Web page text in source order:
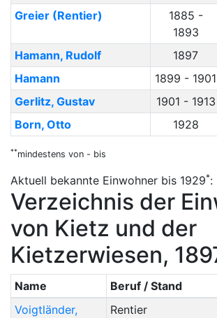
Greier(Rentier)
1885 -
1893
Hamann, Rudolf
1897
Hamann
1899 - 1901
Gerlitz, Gustav 1901 - 1913
Born, Otto 1928
**mindestens von - bis
Aktuell bekannte Einwohner bis 1929*:
Verzeichnis der
von Kietz und der
Kietzerwiesen,
Name
Beruf / Stand
Voigtländer,
Rentier